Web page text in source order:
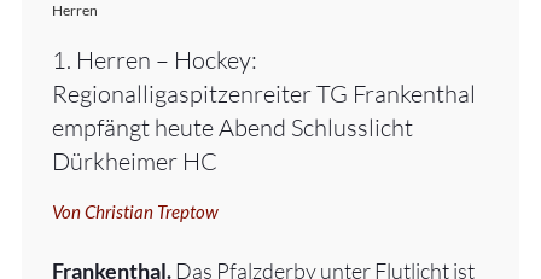
Herren
1. Herren – Hockey:
Regionalligaspitzenreiter TG Frankenthal
empfängt heute Abend Schlusslicht
Dürkheimer HC
Von Christian Treptow
Frankenthal.Das Pfalzderby unter Flutlicht ist